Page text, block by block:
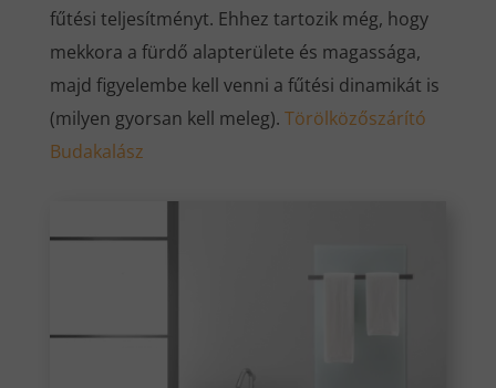
fűtési teljesítményt. Ehhez tartozik még, hogy
mekkora a fürdő alapterülete és magassága,
majd figyelembe kell venni a fűtési dinamikát is
(milyen gyorsan kell meleg). Törölközőszárító
Budakalász